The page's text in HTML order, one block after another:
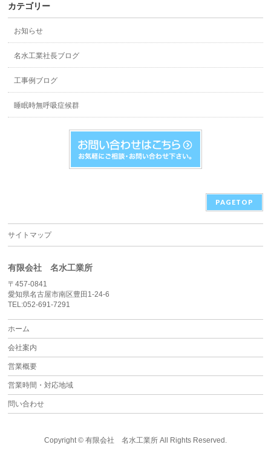
カテゴリー
お知らせ
名水工業社長ブログ
工事例ブログ
睡眠時無呼吸症候群
PAGETOP
サイトマップ
有限会社 名水工業所
〒457-0841
愛知県名古屋市南区豊田1-24-6
TEL:052-691-7291
ホーム
会社案内
営業概要
営業時間・対応地域
問い合わせ
Copyright © 有限会社 名水工業所All Rights Reserved.